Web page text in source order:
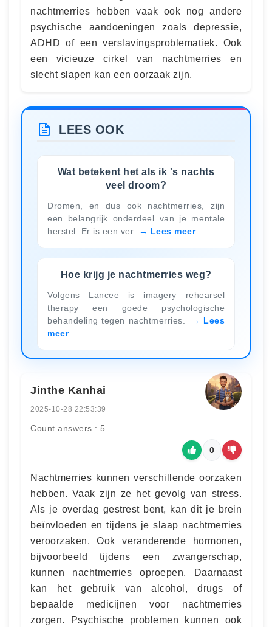
nachtmerries hebben vaak ook nog andere
psychische aandoeningen zoals depressie,
ADHD of een verslavingsproblematiek. Ook
een vicieuze cirkel van nachtmerries en
slecht slapen kan een oorzaak zijn.
LEES OOK
Wat betekent het als ik 's nachts
veel droom?
Dromen, en dus ook nachtmerries, zijn
een belangrijk onderdeel van je mentale
herstel. Er is een ver
Lees meer
Hoe krijg je nachtmerries weg?
Volgens Lancee is imagery rehearsel
therapy een goede psychologische
behandeling tegen nachtmerries.
Lees
meer
Jinthe Kanhai
2025-10-28 22:53:39
Count answers : 5
0
Nachtmerries kunnen verschillende oorzaken
hebben. Vaak zijn ze het gevolg van stress.
Als je overdag gestrest bent, kan dit je brein
beïnvloeden en tijdens je slaap nachtmerries
veroorzaken. Ook veranderende hormonen,
bijvoorbeeld tijdens een zwangerschap,
kunnen nachtmerries oproepen. Daarnaast
kan het gebruik van alcohol, drugs of
bepaalde medicijnen voor nachtmerries
zorgen. Psychische problemen kunnen ook